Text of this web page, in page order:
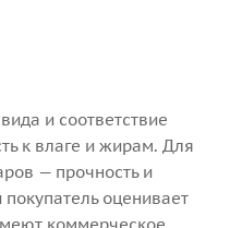
и соответствие
к влаге и жирам. Для
— прочность и
оценивает